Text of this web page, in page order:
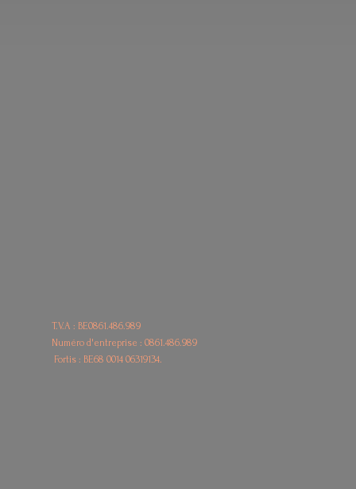
T.V.A : BE0861.486.989
Numéro d'entreprise : 0861.486.989
Fortis : BE680014 06319134.